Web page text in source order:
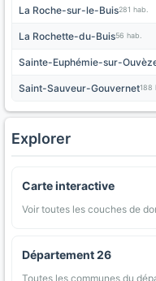
La Roche-sur-le-Buis281 hab.
La Rochette-du-Buis56 hab.
Sainte-Euphémie-sur-
Saint-Sauveur-Gouvernet188
Explorer
Carte interactive
Voir toutes les couches de
Département 26
Toutes les communes du